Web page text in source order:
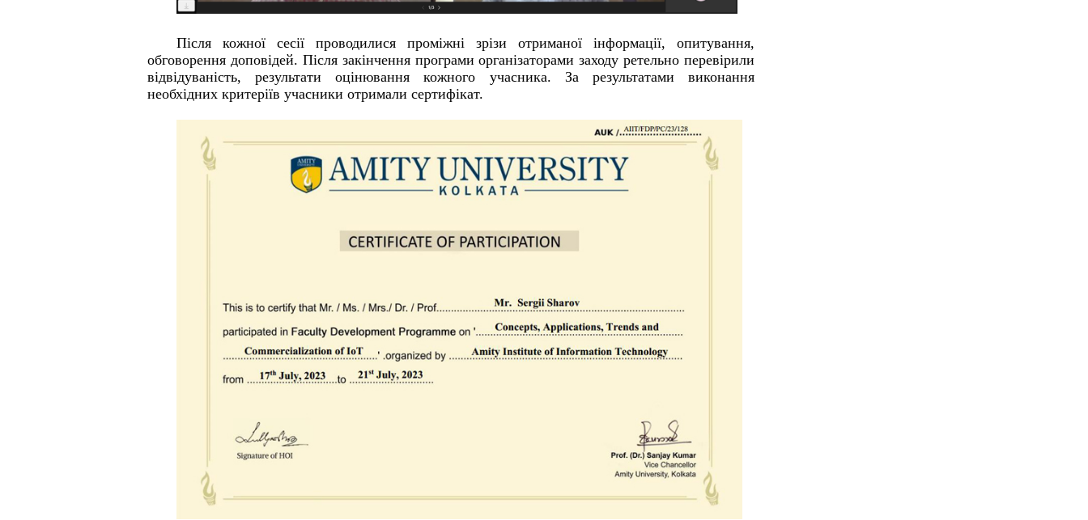
Після кожної сесії проводилися проміжні зрізи отриманої інформації, опитування,
обговорення доповідей. Після закінчення програми організаторами заходу ретельно перевірили
відвідуваність, результати оцінювання кожного учасника. За результатами виконання
необхідних критеріїв учасники отримали сертифікат.